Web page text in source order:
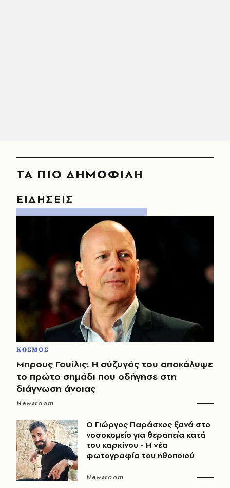
ΤΑ ΠΙΟ ΔΗΜΟΦΙΛΗ
ΕΙΔΗΣΕΙΣ
ΚΟΣΜΟΣ
Μπρους Γουίλις: Η σύζυγός του αποκάλυψε
το πρώτο σημάδι που οδήγησε στη
διάγνωση άνοιας
Newsroom
O Γιώργος Παράσχος ξανά στο
νοσοκομείο για θεραπεία κατά
του καρκίνου - Η νέα
φωτογραφία του ηθοποιού
Newsroom